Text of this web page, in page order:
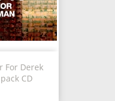
For Derek
CD